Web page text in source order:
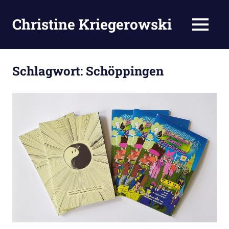
Inhalt
springen
Christine Kriegerowski MENÜ
Schlagwort: Schöppingen